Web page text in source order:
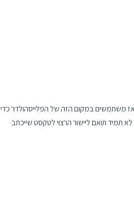
משתמשים במקום הזה של הפלייסהולדר כדי
תמיד תואם ליישור הרצוי לטקסט שייכתב